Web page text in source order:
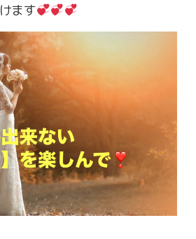
ます